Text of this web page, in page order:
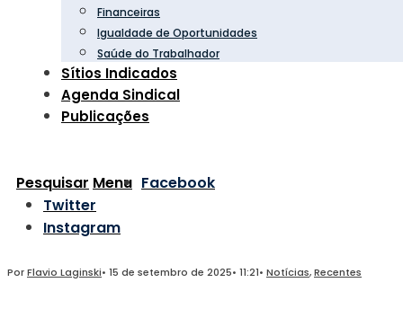
Financeiras
Igualdade de Oportunidades
Saúde do Trabalhador
Sítios Indicados
Agenda Sindical
Publicações
Pesquisar Menu Facebook
Twitter
Instagram
PorFlavio Laginski• 15 de setembro de 2025• 11:21• Notícias,Recentes